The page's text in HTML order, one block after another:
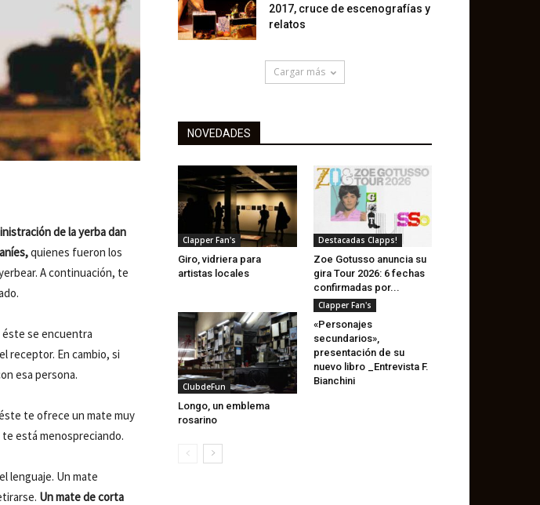
de la yerba dan
quienes fueron los
A continuación, te
éste se encuentra
receptor. En cambio, si
esa persona.
te ofrece un mate muy
está menospreciando.
lenguaje. Un mate
Un mate de corta
2017, cruce de escenografías y
relatos
Cargar más
NOVEDADES
Clapper Fan's
Giro, vidriera para
artistas locales
Destacadas Clapps!
Zoe Gotusso anuncia su
gira Tour 2026: 6 fechas
confirmadas por...
ClubdeFun
Longo, un emblema
rosarino
Clapper Fan's
«Personajes
secundarios»,
presentación de su
nuevo libro _Entrevista F.
Bianchini